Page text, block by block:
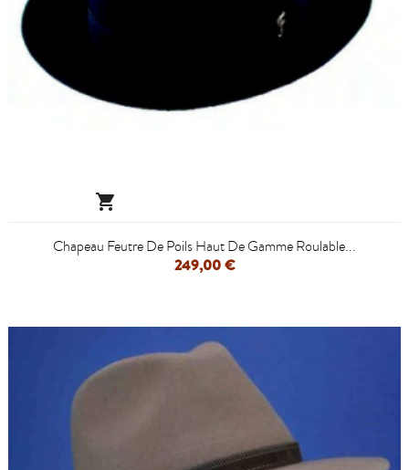

Chapeau Feutre De Poils Haut De Gamme Roulable...
249,00 €